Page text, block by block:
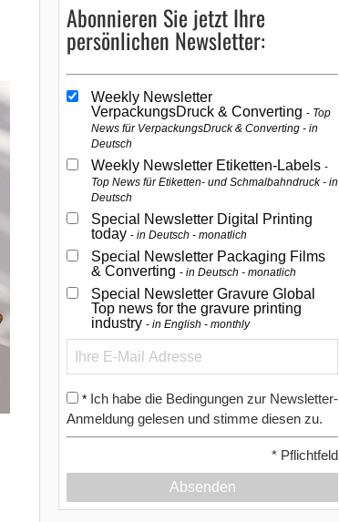
Abonnieren Sie jetzt Ihre
persönlichen Newsletter:
Weekly Newsletter
VerpackungsDruck & Converting Top
News für VerpackungsDruck & Converting - in
Deutsch
Weekly Newsletter Etiketten-Labels
Top News für Etiketten- und Schmalbahndruck - in
Deutsch
Special Newsletter Digital Printing
today in Deutsch - monatlich
Special Newsletter Packaging Films
& Converting in Deutsch - monatlich
Special Newsletter Gravure Global
Top news for the gravure printing
industry in English - monthly
* Ich habe die Bedingungen zur Newsletter-
Anmeldung gelesen und stimme diesen zu.
* Pflichtfeld
Absenden